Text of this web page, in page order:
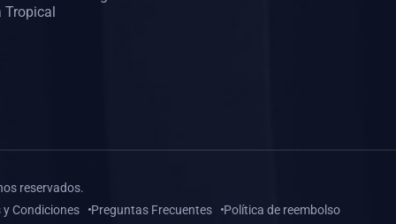
reservados.
y Condiciones
Preguntas Frecuentes Política de reembolso